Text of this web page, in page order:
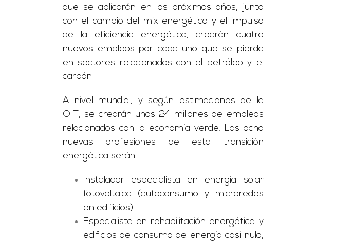
que se aplicarán en los próximos años, junto
con el cambio del mix energético y el impulso
de la eficiencia energética, crearán cuatro
nuevos empleos por cada uno que se pierda
en sectores relacionados con el petróleo y el
carbón.
A nivel mundial, y según estimaciones de la
OIT, se crearán unos 24 millones de empleos
relacionados con la economía verde. Las ocho
nuevas profesiones de esta transición
energética serán:
Instalador especialista en energía solar
fotovoltaica (autoconsumo y microredes
en edificios).
Especialista en rehabilitación energética y
edificios de consumo de energía casi nulo,